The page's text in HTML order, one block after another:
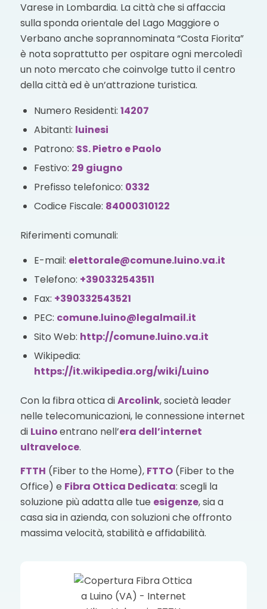
Varese in Lombardia. La città che si affaccia
sulla sponda orientale del Lago Maggiore o
Verbano anche soprannominata “Costa Fiorita”
è nota soprattutto per ospitare ogni mercoledì
un noto mercato che coinvolge tutto il centro
della città ed è un’attrazione turistica.
Numero Residenti: 14207
Abitanti: luinesi
Patrono: SS. Pietro e Paolo
Festivo: 29 giugno
Prefisso telefonico: 0332
Codice Fiscale: 84000310122
Riferimenti comunali:
E-mail: elettorale@comune.luino.va.it
Telefono: +390332543511
Fax: +390332543521
PEC: comune.luino@legalmail.it
Sito Web: http://comune.luino.va.it
Wikipedia:
https://it.wikipedia.org/wiki/Luino
Con la fibra ottica diArcolink, società leader
nelle telecomunicazioni, le connessione internet
di Luinoentrano nell’era dell’internet
ultraveloce.
FTTH (Fiber to the Home), FTTO(Fiber to the
Office) e Fibra Ottica Dedicata: scegli la
soluzione più adatta alle tue esigenze, sia a
casa sia in azienda, con soluzioni che offronto
massima velocità, stabilità e affidabilità.